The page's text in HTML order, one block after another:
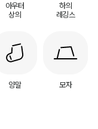
아우터
상의
하의
레깅스
양말 모자